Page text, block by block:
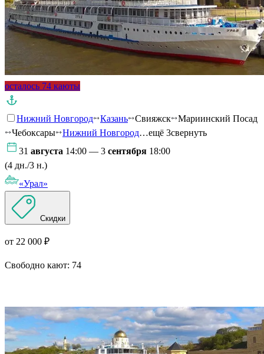
осталось 74 каюты
Нижний Новгород Казань Свияжск
Мариинский Посад
Чебоксары
Нижний Новгород…ещё 3свернуть
31 августа 14:00 — 3 сентября 18:00
(4 дн./3 н.)
«Урал»
Скидки
от 22 000 ₽
Свободно кают: 74